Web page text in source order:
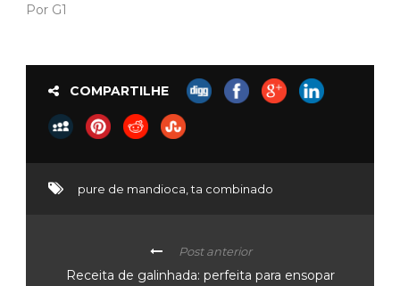
Por G1
COMPARTILHE
pure de mandioca ta combinado
Post anterior
Receita de galinhada: perfeita para ensopar